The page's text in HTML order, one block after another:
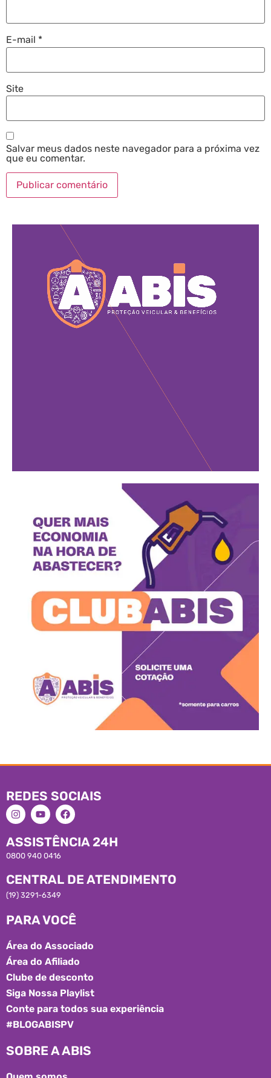
E-mail *
Site
Salvar meus dados neste navegador para a próxima vez
que eu comentar.
REDES SOCIAIS
ASSISTÊNCIA 24H
0800 940 0416
CENTRAL DE ATENDIMENTO
(19) 3291-6349
PARA VOCÊ
Área do Associado
Área do Afiliado
Clube de desconto
Siga Nossa Playlist
Conte para todos sua experiência
#BLOGABISPV
SOBRE A ABIS